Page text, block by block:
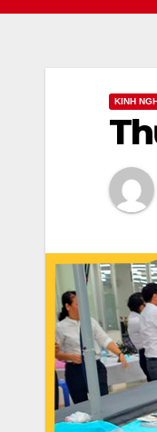
KINH